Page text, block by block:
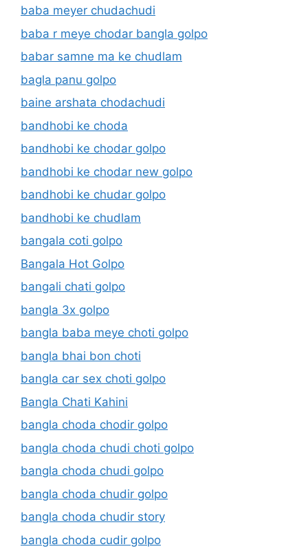
baba meyer chudachudi
baba r meye chodar bangla golpo
babar samne ma ke chudlam
bagla panu golpo
baine arshata chodachudi
bandhobi ke choda
bandhobi ke chodar golpo
bandhobi ke chodar new golpo
bandhobi ke chudar golpo
bandhobi ke chudlam
bangala coti golpo
Bangala Hot Golpo
bangali chati golpo
bangla 3x golpo
bangla baba meye choti golpo
bangla bhai bon choti
bangla car sex choti golpo
Bangla Chati Kahini
bangla choda chodir golpo
bangla choda chudi choti golpo
bangla choda chudi golpo
bangla choda chudir golpo
bangla choda chudir story
bangla choda cudir golpo